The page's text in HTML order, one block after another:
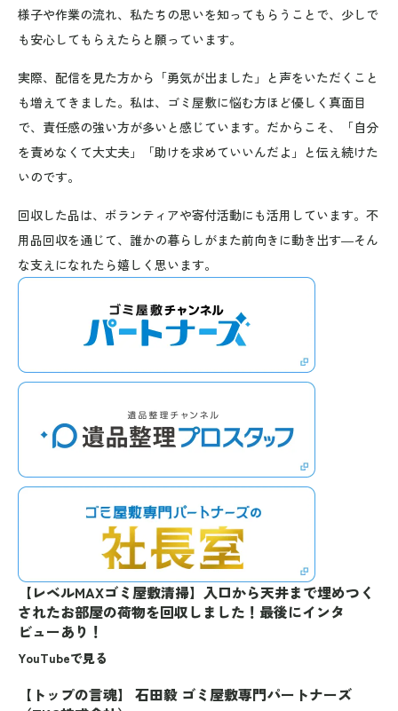
様子や作業の流れ、私たちの思いを知ってもらうことで、少しで
も安心してもらえたらと願っています。
実際、配信を見た方から「勇気が出ました」と声をいただくこと
も増えてきました。私は、ゴミ屋敷に悩む方ほど優しく真面目
で、責任感の強い方が多いと感じています。だからこそ、「自分
を責めなくて大丈夫」「助けを求めていいんだよ」と伝え続けた
いのです。
回収した品は、ボランティアや寄付活動にも活用しています。不
用品回収を通じて、誰かの暮らしがまた前向きに動き出す—そん
な支えになれたら嬉しく思います。
【レベルMAXゴミ屋敷清掃】入口から天井まで埋めつく
されたお部屋の荷物を回収しました！最後にインタ
ビューあり！
YouTubeで見る
【トップの言魂】 石田毅 ゴミ屋敷専門パートナーズ